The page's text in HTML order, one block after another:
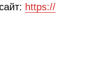
https://